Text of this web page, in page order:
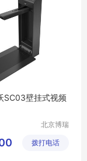
SC03壁挂式视频
北京博瑞
工程有限
拨打电话